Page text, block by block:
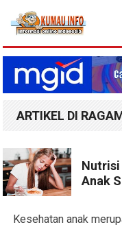
Blog Kumau Info
ARTIKEL DI
Nutrisi
Anak
Kesehatan anak